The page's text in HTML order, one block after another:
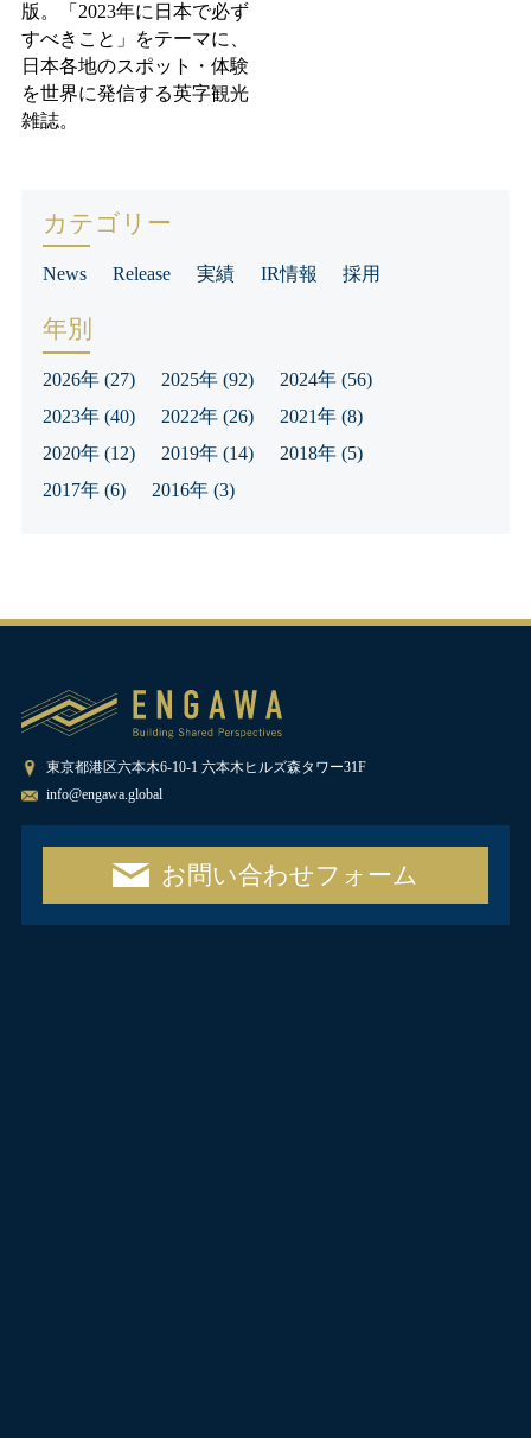
版。「2023年に日本で必ず
すべきこと」をテーマに、
日本各地のスポット・体験
を世界に発信する英字観光
雑誌。
カテゴリー
News Release 実績 IR情報 採用
年別
2026年 (27) 2025年 (92) 2024年 (56)
2023年 (40) 2022年 (26) 2021年 (8)
2020年 (12) 2019年 (14) 2018年 (5)
2017年 (6) 2016年 (3)
東京都港区六本木6-10-1 六本木ヒルズ森タワー31F
info@engawa.global
お問い合わせフォーム